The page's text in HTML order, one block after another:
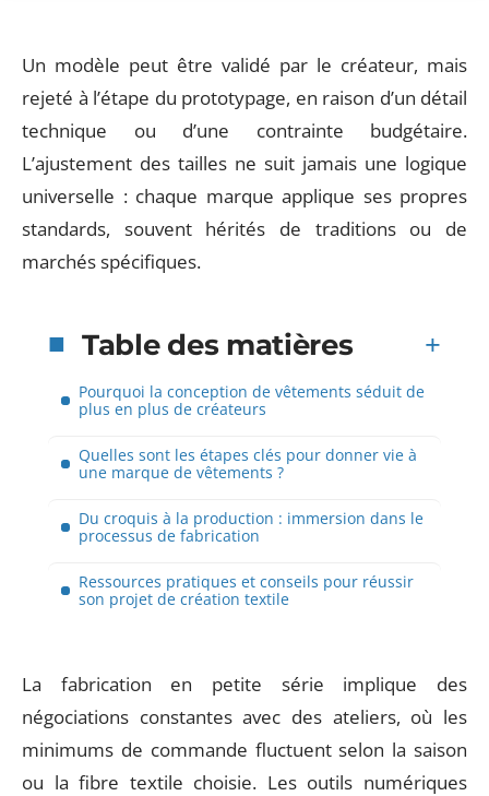
Un modèle peut être validé par le créateur, mais
rejeté à l’étape du prototypage, en raison d’un détail
technique ou d’une contrainte budgétaire.
L’ajustement des tailles ne suit jamais une logique
universelle : chaque marque applique ses propres
standards, souvent hérités de traditions ou de
marchés spécifiques.
Table des matières
Pourquoi la conception de vêtements séduit de
plus en plus de créateurs
Quelles sont les étapes clés pour donner vie à
une marque de vêtements ?
Du croquis à la production : immersion dans le
processus de fabrication
Ressources pratiques et conseils pour réussir
son projet de création textile
La fabrication en petite série implique des
négociations constantes avec des ateliers, où les
minimums de commande fluctuent selon la saison
ou la fibre textile choisie. Les outils numériques